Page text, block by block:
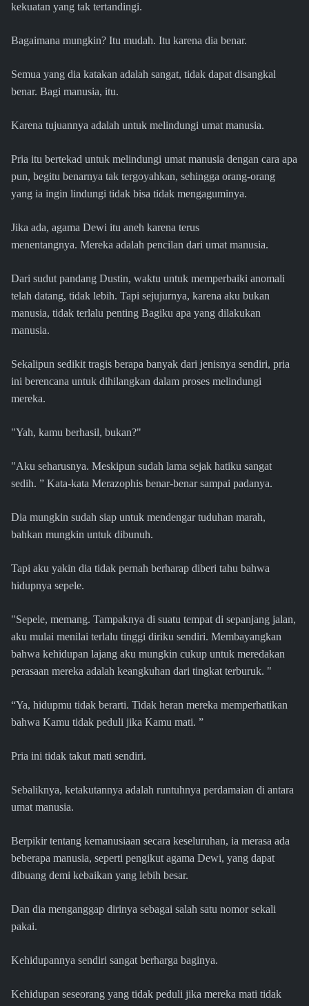
kekuatan yang tak tertandingi.
Bagaimana mungkin? Itu mudah. Itu karena dia benar.
Semua yang dia katakan adalah sangat, tidak dapat disangkal
benar. Bagi manusia, itu.
Karena tujuannya adalah untuk melindungi umat manusia.
Pria itu bertekad untuk melindungi umat manusia dengan cara apa
pun, begitu benarnya tak tergoyahkan, sehingga orang-orang
yang ia ingin lindungi tidak bisa tidak mengaguminya.
Jika ada, agama Dewi itu aneh karena terus
menentangnya. Mereka adalah pencilan dari umat manusia.
Dari sudut pandang Dustin, waktu untuk memperbaiki anomali
telah datang, tidak lebih. Tapi sejujurnya, karena aku bukan
manusia, tidak terlalu penting Bagiku apa yang dilakukan
manusia.
Sekalipun sedikit tragis berapa banyak dari jenisnya sendiri, pria
ini berencana untuk dihilangkan dalam proses melindungi
mereka.
"Yah, kamu berhasil, bukan?"
"Aku seharusnya. Meskipun sudah lama sejak hatiku sangat
sedih. ” Kata-kata Merazophis benar-benar sampai padanya.
Dia mungkin sudah siap untuk mendengar tuduhan marah,
bahkan mungkin untuk dibunuh.
Tapi aku yakin dia tidak pernah berharap diberi tahu bahwa
hidupnya sepele.
"Sepele, memang. Tampaknya di suatu tempat di sepanjang jalan,
aku mulai menilai terlalu tinggi diriku sendiri. Membayangkan
bahwa kehidupan lajang aku mungkin cukup untuk meredakan
perasaan mereka adalah keangkuhan dari tingkat terburuk. "
“Ya, hidupmu tidak berarti. Tidak heran mereka memperhatikan
bahwa Kamu tidak peduli jika Kamu mati. ”
Pria ini tidak takut mati sendiri.
Sebaliknya, ketakutannya adalah runtuhnya perdamaian di antara
umat manusia.
Berpikir tentang kemanusiaan secara keseluruhan, ia merasa ada
beberapa manusia, seperti pengikut agama Dewi, yang dapat
dibuang demi kebaikan yang lebih besar.
Dan dia menganggap dirinya sebagai salah satu nomor sekali
pakai.
Kehidupannya sendiri sangat berharga baginya.
Kehidupan seseorang yang tidak peduli jika mereka mati tidak